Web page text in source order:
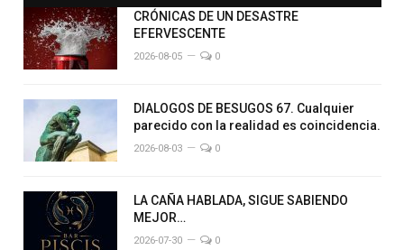
CRÓNICAS DE UN DESASTRE
EFERVESCENTE
2026-08-05 0
DIALOGOS DE BESUGOS 67. Cualquier
parecido con la realidad es coincidencia.
2026-08-03 0
LA CAÑA HABLADA, SIGUE SABIENDO
MEJOR…
2026-07-30 0